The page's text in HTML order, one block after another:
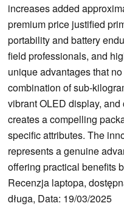
increases added
premium price justified
portability and battery
field professionals, and
unique advantages that
combination of sub-
vibrant OLED display,
creates a compelling
specific attributes. The
represents a genuine
offering practical benefits
Recenzja laptopa,
długa, Data: 19/03/2025